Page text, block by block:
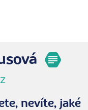
nevíte, jaké